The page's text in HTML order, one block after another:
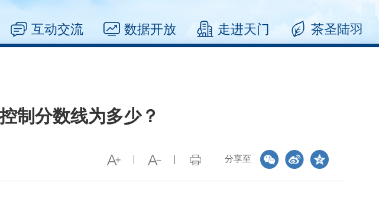
互动交流 数据开放 走进天门 茶圣陆羽
制分数线为多少？
分享至